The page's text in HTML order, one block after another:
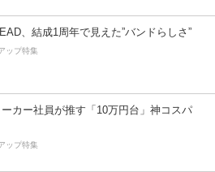
、結成1周年で見えた”バンドらしさ”
ップ特集
ーカー社員が推す「10万円台」神コスパ
ップ特集